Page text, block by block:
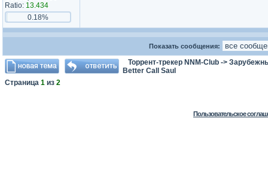
Ratio: 13.434
0.18%
Показать сообщения:
Торрент-трекер NNM-Club ->
Better Call Saul
Страница 1 из 2
Пользовательское